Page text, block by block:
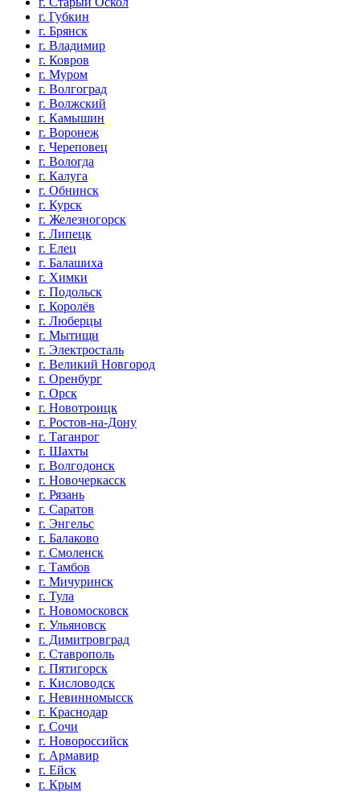
г. Губкин
г. Брянск
г. Владимир
г. Ковров
г. Муром
г. Волгоград
г. Волжский
г. Камышин
г. Воронеж
г. Череповец
г. Вологда
г. Калуга
г. Обнинск
г. Курск
г. Железногорск
г. Липецк
г. Елец
г. Балашиха
г. Химки
г. Подольск
г. Королёв
г. Люберцы
г. Мытищи
г. Электросталь
г. Великий Новгород
г. Оренбург
г. Орск
г. Новотроицк
г. Ростов-на-Дону
г. Таганрог
г. Шахты
г. Волгодонск
г. Новочеркасск
г. Рязань
г. Саратов
г. Энгельс
г. Балаково
г. Смоленск
г. Тамбов
г. Мичуринск
г. Тула
г. Новомосковск
г. Ульяновск
г. Димитровград
г. Ставрополь
г. Пятигорск
г. Кисловодск
г. Невинномысск
г. Краснодар
г. Сочи
г. Новороссийск
г. Армавир
г. Ейск
г. Крым